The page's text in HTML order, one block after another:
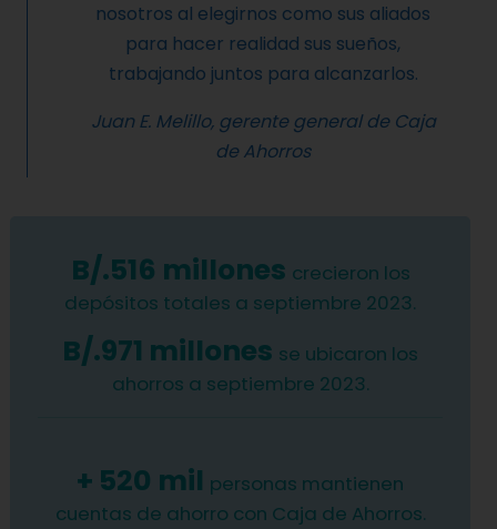
nosotros al elegirnos como sus aliados
para hacer realidad sus sueños,
trabajando juntos para alcanzarlos.
Juan E. Melillo, gerente general de Caja
de Ahorros
B/.516 millones crecieron los
depósitos totales a septiembre 2023.
B/.971 millones se ubicaron los
ahorros a septiembre 2023.
+ 520 mil personas mantienen
cuentas de ahorro con Caja de Ahorros.